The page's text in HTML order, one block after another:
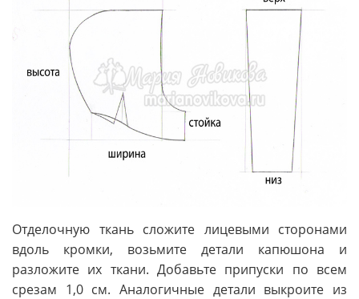
Отделочную ткань сложите лицевыми сторонами
вдоль кромки, возьмите детали капюшона и
разложите их ткани. Добавьте припуски по всем
срезам 1,0 см. Аналогичные детали выкроите из